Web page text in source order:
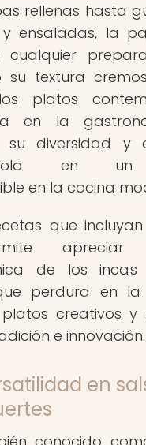
rellenas hasta
ensaladas, la
su textura
platos
en la
diversidad y
en un
en la cocina
que
apreciar
de los
perdura en
creativos y
e innovación.
en